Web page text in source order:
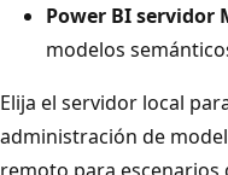
Power BI servidor
modelos
Elija el servidor local
administración de
remoto para escenarios